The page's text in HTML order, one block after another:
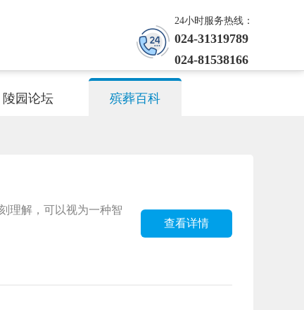
24小时服务热线：
024-31319789
024-81538166
陵园论坛 殡葬百科
理解，可以视为一种智
查看详情